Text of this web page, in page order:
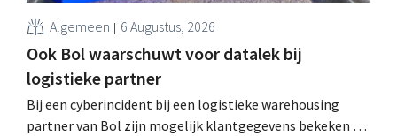
Algemeen 6 Augustus, 2026
Ook Bol waarschuwt voor datalek bij
logistieke partner
Bij een cyberincident bij een logistieke warehousing
partner van Bol zijn mogelijk klantgegevens bekeken of